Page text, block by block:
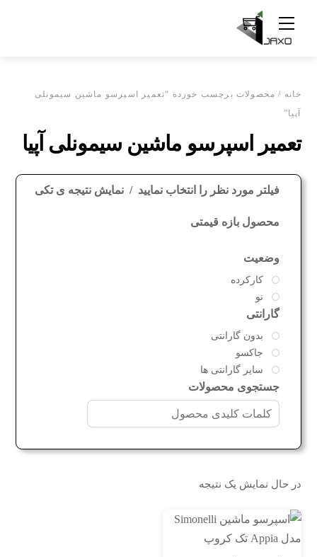
content
Menu
خانه / محصولات برچسب خورده “تعمیر اسپرسو ماشین سیمونلی
آپیا”
تعمیر اسپرسو ماشین سیمونلی آپیا
فیلتر مورد نظر را انتخاب نمایید نمایش نتیجه ی تکی
محصول بازه قیمتی
وضعیت
کارکرده
نو
گارانتی
بدون گارانتی
جاکسو
سایر گارانتی ها
جستجوی محصولات
در حال نمایش یک نتیجه